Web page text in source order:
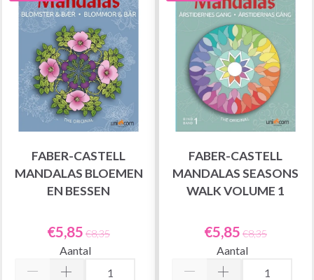
FABER-CASTELL
MANDALAS BLOEMEN
EN BESSEN
€5,85 €8,35
Aantal
FABER-CASTELL
MANDALAS SEASONS
WALK VOLUME 1
€5,85 €8,35
Aantal